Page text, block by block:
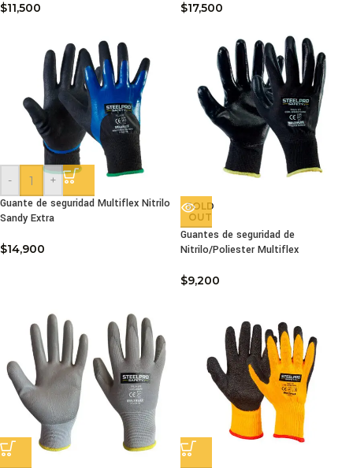
$11,500 $17,500
-
+
Guante de seguridad Multiflex Nitrilo
Sandy Extra
$14,900
SOLD
OUT
Guantes de seguridad de
Nitrilo/Poliester Multiflex
$9,200